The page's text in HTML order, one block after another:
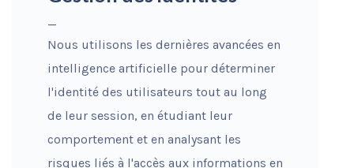
_
Nous utilisons les dernières avancées en
intelligence artificielle pour déterminer
l'identité des utilisateurs tout au long
de leur session, en étudiant leur
comportement et en analysant les
risques liés à l'accès aux informations en